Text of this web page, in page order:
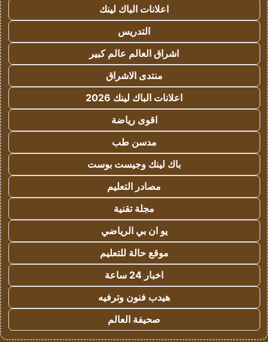
اعلانات الباك لينك
التدريس
اشراق العالم عالم كبير
منتدى الاشراق
اعلانات الباك لينك 2026
اقوى رياضة
مدسن طب
باك لينك وجيست بوست
مصادر التعليم
مجلة تقنية
يو ان بي الرياضي
موقع حالة للتعليم
اخبار 24 ساعة
هيدب فنون وترفيه
صحيفة العالم